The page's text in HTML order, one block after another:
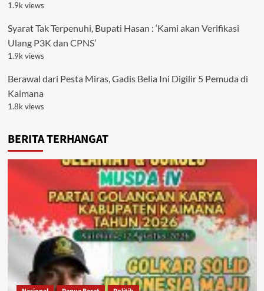
1.9k views
Syarat Tak Terpenuhi, Bupati Hasan : ‘Kami akan Verifikasi
Ulang P3K dan CPNS’
1.9k views
Berawal dari Pesta Miras, Gadis Belia Ini Digilir 5 Pemuda di
Kaimana
1.8k views
BERITA TERHANGAT